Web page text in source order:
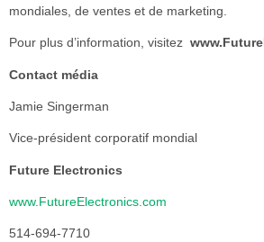
mondiales, de ventes et de marketing.
Pour plus d’information, visitez
Contact média
Jamie Singerman
Vice-président corporatif mondial
Future Electronics
www.FutureElectronics.com
514-694-7710